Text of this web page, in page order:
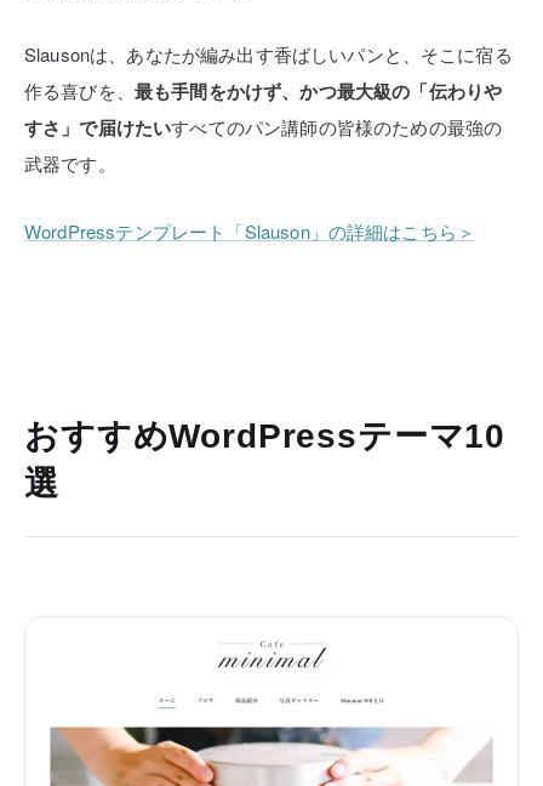
Slausonは、あなたが編み出す香ばしいパンと、そこに宿る
作る喜びを、 最も手間をかけず、かつ最大級の「伝わりや
すさ」で届けたいすべてのパン講師の皆様のための最強の
武器です。
WordPressテンプレート「Slauson」の詳細はこちら＞
おすすめWordPressテーマ10
選